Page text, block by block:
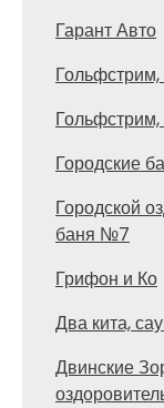
Гарант Авто
Гольфстрим,
Гольфстрим,
Городские
Городской
баня №7
Грифон и Ко
Два кита,
Двинские